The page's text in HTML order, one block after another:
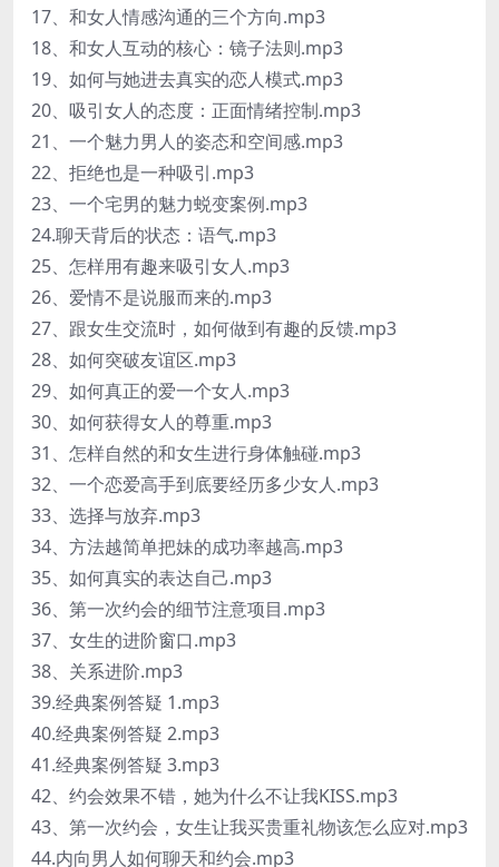
17、和女人情感沟通的三个方向.mp3
18、和女人互动的核心：镜子法则.mp3
19、如何与她进去真实的恋人模式.mp3
20、吸引女人的态度：正面情绪控制.mp3
21、一个魅力男人的姿态和空间感.mp3
22、拒绝也是一种吸引.mp3
23、一个宅男的魅力蜕变案例.mp3
24.聊天背后的状态：语气.mp3
25、怎样用有趣来吸引女人.mp3
26、爱情不是说服而来的.mp3
27、跟女生交流时，如何做到有趣的反馈.mp3
28、如何突破友谊区.mp3
29、如何真正的爱一个女人.mp3
30、如何获得女人的尊重.mp3
31、怎样自然的和女生进行身体触碰.mp3
32、一个恋爱高手到底要经历多少女人.mp3
33、选择与放弃.mp3
34、方法越简单把妹的成功率越高.mp3
35、如何真实的表达自己.mp3
36、第一次约会的细节注意项目.mp3
37、女生的进阶窗口.mp3
38、关系进阶.mp3
39.经典案例答疑 1.mp3
40.经典案例答疑 2.mp3
41.经典案例答疑 3.mp3
42、约会效果不错，她为什么不让我KISS.mp3
43、第一次约会，女生让我买贵重礼物该怎么应对.mp3
44.内向男人如何聊天和约会.mp3